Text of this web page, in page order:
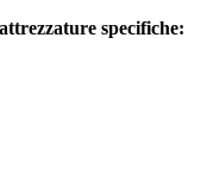
specifiche: